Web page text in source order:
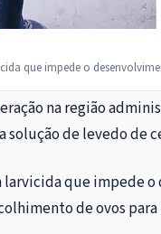
que impede o
na região
solução de levedo
que impede
de ovos